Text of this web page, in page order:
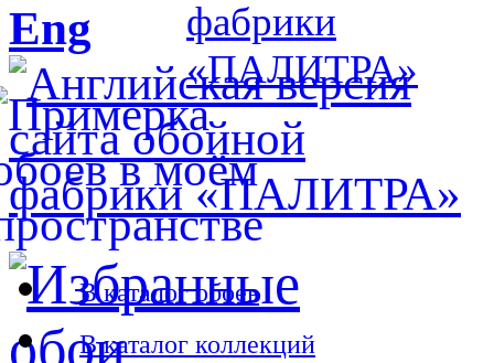
Eng
В каталог обоев
В каталог коллекций